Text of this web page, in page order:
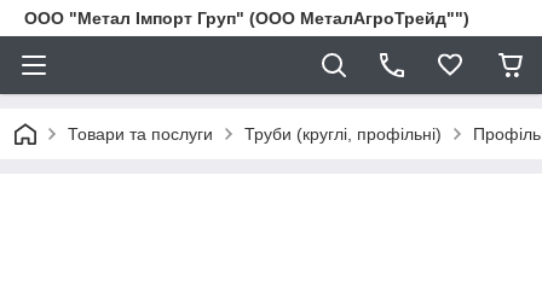
ООО "Метал Імпорт Груп" (ООО МеталАгроТрейд"")
Товари та послуги Труби (круглі, профільні)